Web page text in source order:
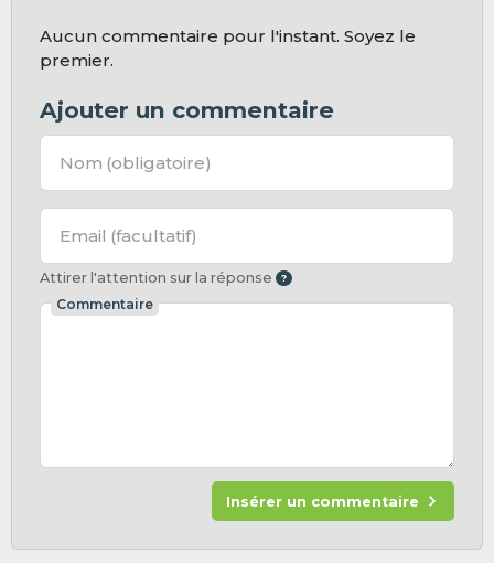
Aucun commentaire pour l'instant. Soyez le
premier.
Ajouter un commentaire
Nom (obligatoire)
Email (facultatif)
Attirer l'attention sur la réponse
Commentaire
Insérer un commentaire